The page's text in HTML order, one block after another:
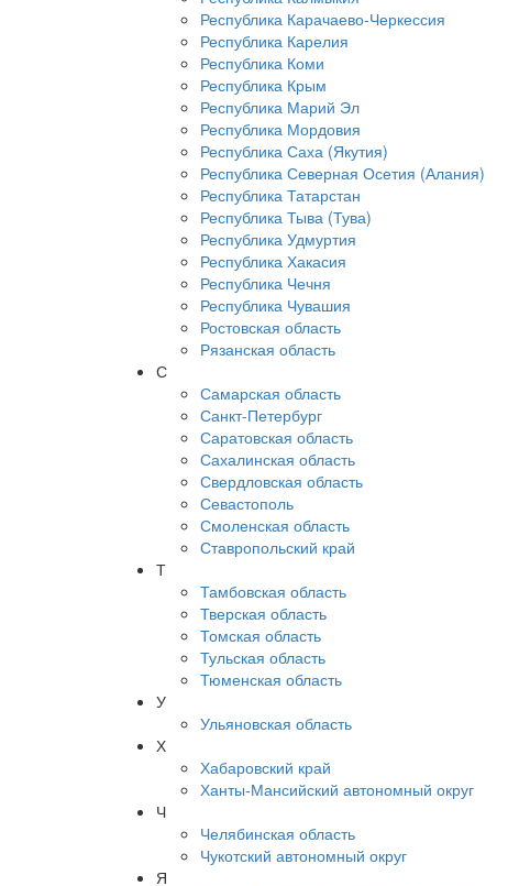
Республика Карачаево-Черкессия
Республика Карелия
Республика Коми
Республика Крым
Республика Марий Эл
Республика Мордовия
Республика Саха (Якутия)
Республика Северная Осетия (Алания)
Республика Татарстан
Республика Тыва (Тува)
Республика Удмуртия
Республика Хакасия
Республика Чечня
Республика Чувашия
Ростовская область
Рязанская область
С
Самарская область
Санкт-Петербург
Саратовская область
Сахалинская область
Свердловская область
Севастополь
Смоленская область
Ставропольский край
Т
Тамбовская область
Тверская область
Томская область
Тульская область
Тюменская область
У
Ульяновская область
Х
Хабаровский край
Ханты-Мансийский автономный округ
Ч
Челябинская область
Чукотский автономный округ
Я